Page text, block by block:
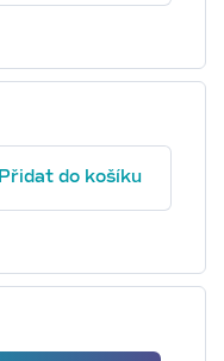
Přidat do košíku